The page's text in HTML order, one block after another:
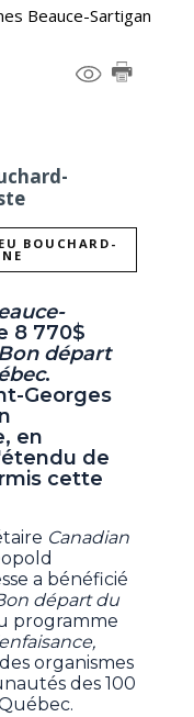
Beauce-Sartigan
BOUCHARD-
8 770$
départ
.
Georges
en
de
cette
Canadian
a bénéficié
départ du
programme
organismes
des 100